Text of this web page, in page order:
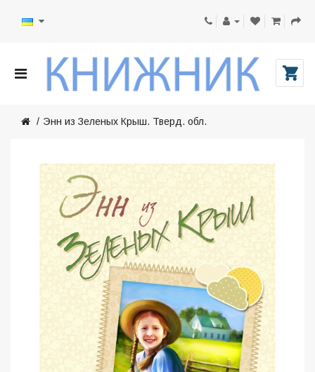
Энн из Зеленых Крыш. Тверд. обл.